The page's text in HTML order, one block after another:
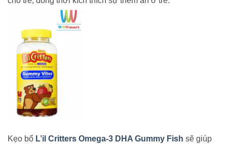
Kẹo bổ L’il Critters Omega-3 DHA Gummy Fish sẽ giúp